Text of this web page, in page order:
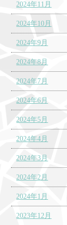
2024年11月
2024年10月
2024年9月
2024年8月
2024年7月
2024年6月
2024年5月
2024年4月
2024年3月
2024年2月
2024年1月
2023年12月